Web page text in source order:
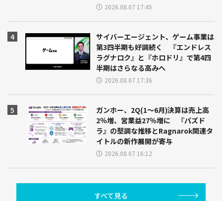
2026.08.07 17:45
サイバーエージェント、ゲーム事業は
第3四半期も好調続く 『エンドレス
ラグナロク』と『ホロドリ』で第4四
半期はさらなる高みへ
2026.08.07 17:36
ガンホー、2Q(1～6月)決算は売上高
2％増、営業益27％増に 『パズド
ラ』の堅調な推移とRagnarok関連タ
イトルの新作展開が寄与
2026.08.07 16:12
すべて見る